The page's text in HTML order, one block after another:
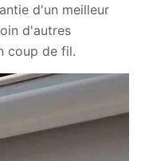
d'un meilleur
d'autres
coup de fil.